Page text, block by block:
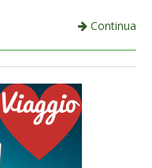
Continua